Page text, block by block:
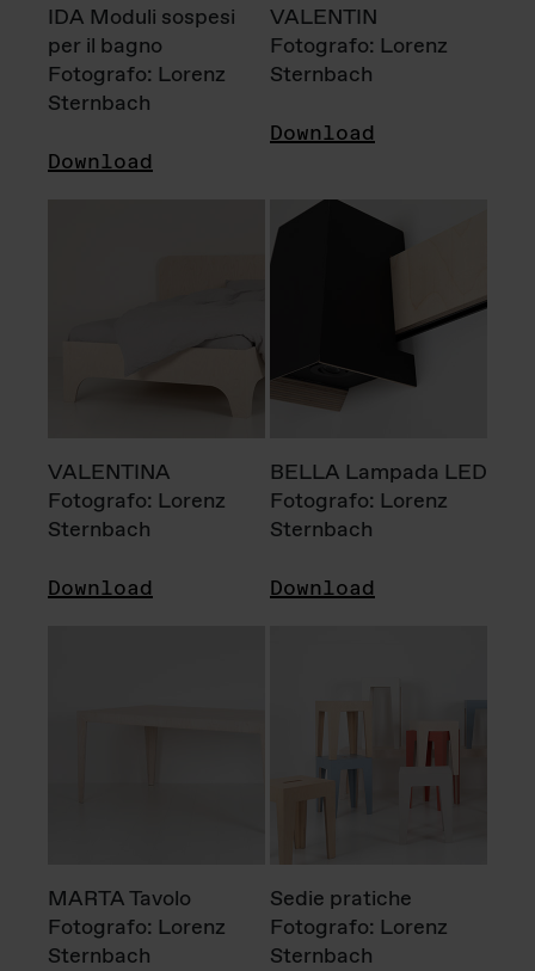
IDA Moduli sospesi
per il bagno
Fotografo: Lorenz
Sternbach
Download
VALENTIN
Fotografo: Lorenz
Sternbach
Download
VALENTINA
Fotografo: Lorenz
Sternbach
Download
BELLA Lampada LED
Fotografo: Lorenz
Sternbach
Download
MARTA Tavolo
Fotografo: Lorenz
Sternbach
Sedie pratiche
Fotografo: Lorenz
Sternbach